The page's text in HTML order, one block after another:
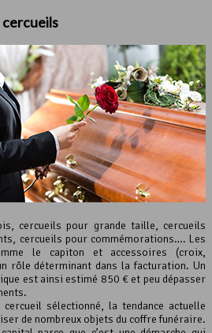
cercueils pour grande taille, cercueils
cercueils pour commémorations…. Les
le capiton et accessoires (croix,
rôle déterminant dans la facturation. Un
est ainsi estimé 850 € et peu dépasser
sélectionné, la tendance actuelle
de nombreux objets du coffre funéraire.